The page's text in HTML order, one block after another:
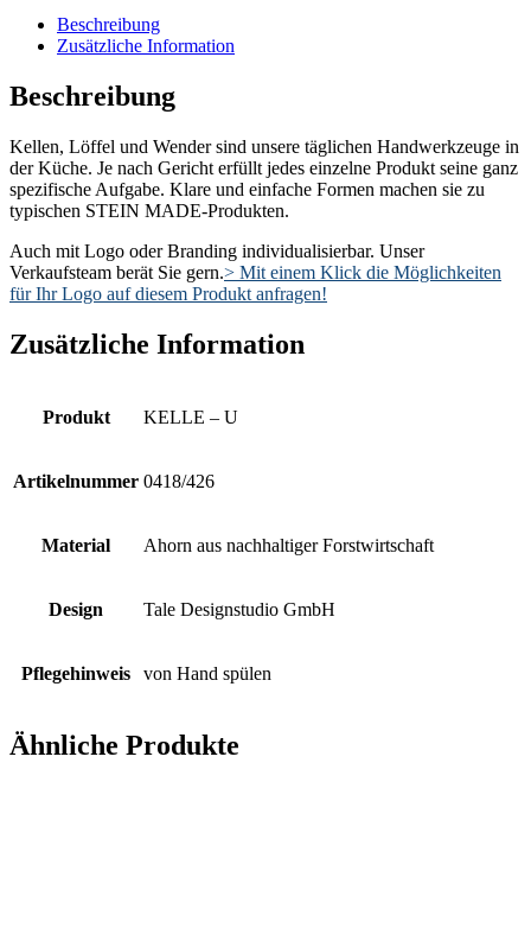
Beschreibung
Zusätzliche Information
Beschreibung
Kellen, Löffel und Wender sind unsere täglichen Handwerkzeuge in
der Küche. Je nach Gericht erfüllt jedes einzelne Produkt seine ganz
spezifische Aufgabe. Klare und einfache Formen machen sie zu
typischen STEIN MADE-Produkten.
Auch mit Logo oder Branding individualisierbar. Unser
Verkaufsteam berät Sie gern.> Mit einem Klick die Möglichkeiten
für Ihr Logo auf diesem Produkt anfragen!
Zusätzliche Information
Produkt KELLE – U
Artikelnummer 0418/426
Material Ahorn aus nachhaltiger Forstwirtschaft
Design Tale Designstudio GmbH
Pflegehinweis von Hand spülen
Ähnliche Produkte